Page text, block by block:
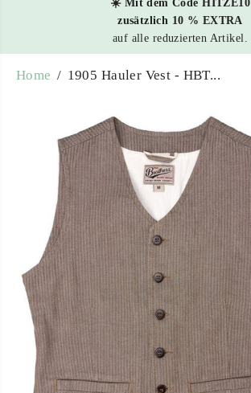
☀️ Mit dem Code HITZE10
zusätzlich 10 % EXTRA
auf alle reduzierten Artikel.
Home
1905 Hauler Vest - HBT...
1905 Hauler Vest - HBT brown